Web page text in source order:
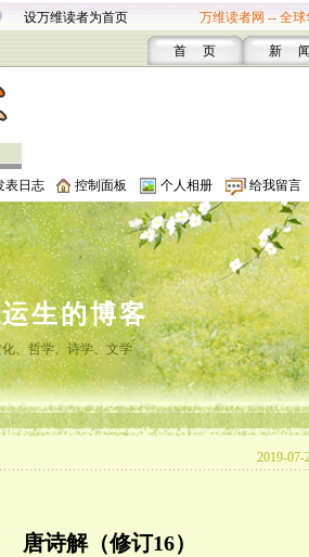
设万维读者为首页 万维读者网 -- 全
首 页 新 闻
表日志 控制面板 个人相册 给我留言
生的博客
、哲学、诗学、文学
2019-07-
唐诗解（修订16）